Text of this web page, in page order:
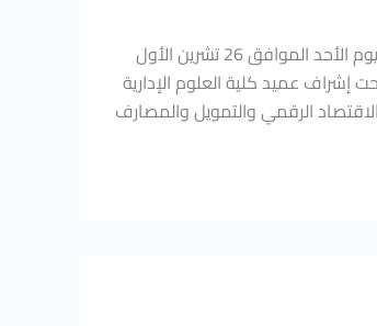
انطلقت فعاليات اليوم العلمي الأول في كلية العلوم الإدارية والمالية بالجامعة الوطنية الخاصة يوم الأحد الموافق 26 تشرين الأول
إشراف عميد كلية العلوم الإدارية
الرقمي والتمويل والمصارف